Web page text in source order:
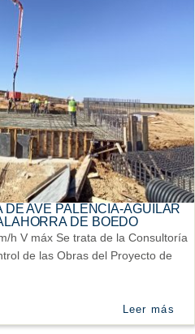
DE AVE PALENCIA-AGUILAR
DE BOEDO
h V máx Se trata de la Consultoría
de las Obras del Proyecto de
Leer más